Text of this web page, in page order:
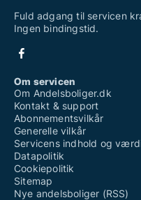
Fuld adgang til servicen
Ingen bindingstid.
Om servicen
Om Andelsboliger.dk
Kontakt & support
Abonnementsvilkår
Generelle vilkår
Servicens indhold og
Datapolitik
Cookiepolitik
Sitemap
Nye andelsboliger (RSS)